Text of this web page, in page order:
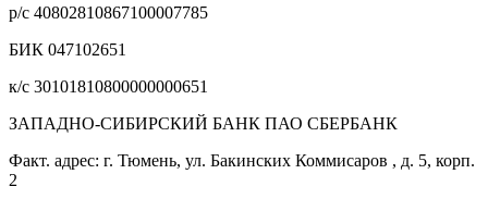
р/с 40802810867100007785
БИК 047102651
к/с 30101810800000000651
ЗАПАДНО-СИБИРСКИЙ БАНК ПАО СБЕРБАНК
Факт. адрес: г. Тюмень, ул. Бакинских Коммисаров , д. 5, корп.
2